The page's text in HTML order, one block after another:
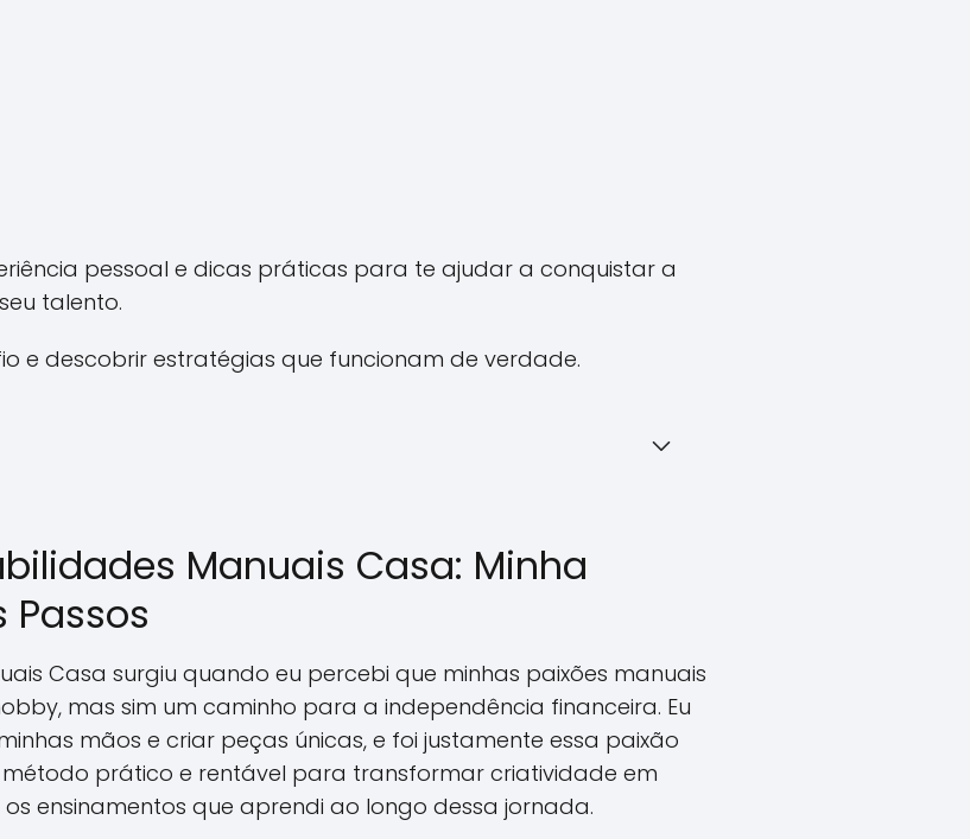
pessoal e dicas práticas para te ajudar a conquistar a
talento.
e descobrir estratégias que funcionam de verdade.
Manuais Casa: Minha
Passos
Casa surgiu quando eu percebi que minhas paixões manuais
mas sim um caminho para a independência financeira. Eu
mãos e criar peças únicas, e foi justamente essa paixão
prático e rentável para transformar criatividade em
ensinamentos que aprendi ao longo dessa jornada.